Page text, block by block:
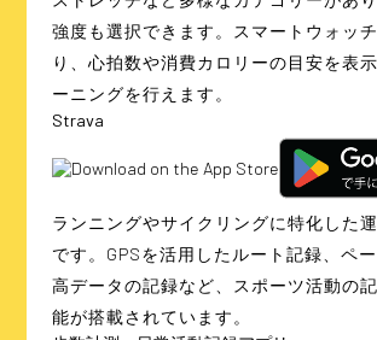
強度も選択できます。スマートウォッ
り、心拍数や消費カロリーの目安を表
ーニングを行えます。
Strava
ランニングやサイクリングに特化した
です。GPSを活用したルート記録、ペ
高データの記録など、スポーツ活動の
能が搭載されています。